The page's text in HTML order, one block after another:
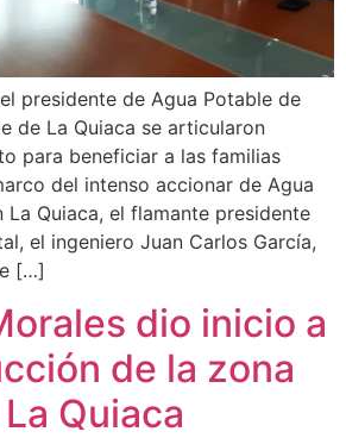
presidente de Agua Potable de
de La Quiaca se articularon
para beneficiar a las familias
del intenso accionar de Agua
La Quiaca, el flamante presidente
el ingeniero Juan Carlos García,
[…]
dio inicio a
de la zona
Quiaca